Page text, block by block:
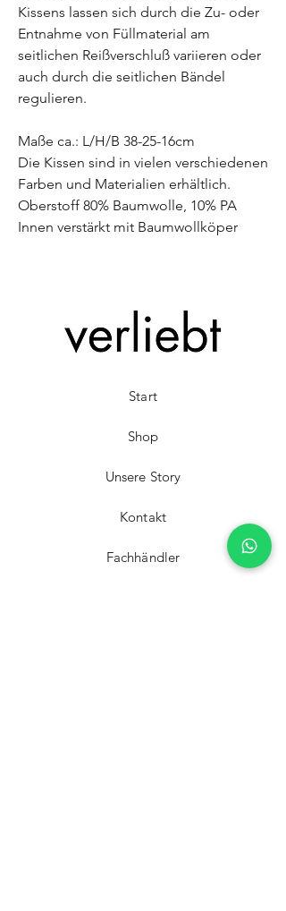
Kissens lassen sich durch die Zu- oder
Entnahme von Füllmaterial am
seitlichen Reißverschluß variieren oder
auch durch die seitlichen Bändel
regulieren.
Maße ca.: L/H/B 38-25-16cm
Die Kissen sind in vielen verschiedenen
Farben und Materialien erhältlich.
Oberstoff 80% Baumwolle, 10% PA
Innen verstärkt mit Baumwollköper
Start
Shop
Unsere Story
Kontakt
Fachhändler